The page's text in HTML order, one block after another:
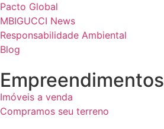
Pacto Global
MBIGUCCI News
Responsabilidade Ambiental
Blog
Empreendimentos
Imóveis a venda
Compramos seu terreno